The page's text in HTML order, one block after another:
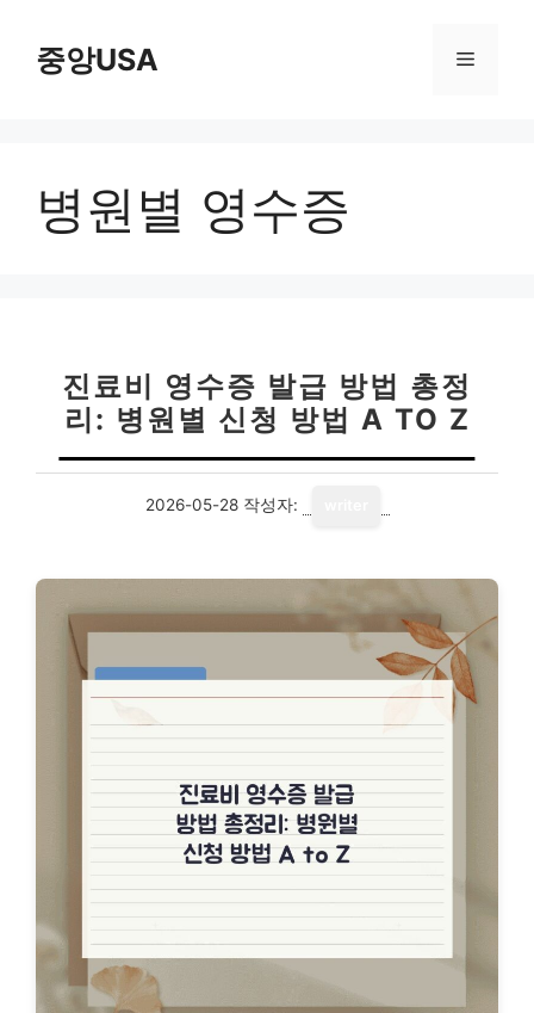
중앙USA 메
병원별 영수증
진료비 영수증 발급 방법 총정
리: 병원별 신청 방법 A TO Z
2026-05-28 작성자: